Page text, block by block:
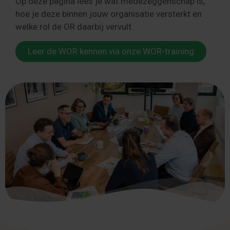
hoe je deze binnen jouw organisatie versterkt en
welke rol de OR daarbij vervult.
Leer de WOR kennen via onze WOR-training